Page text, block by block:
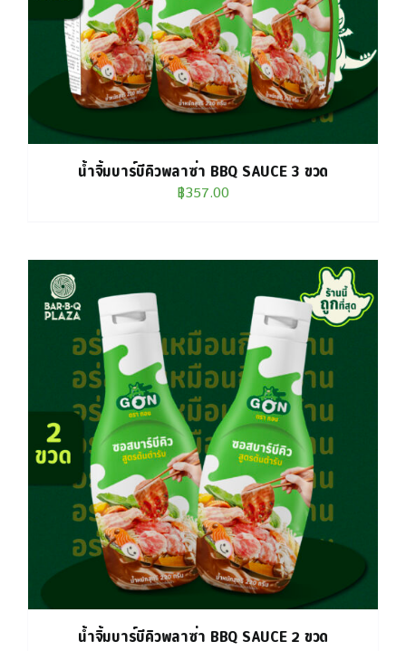
น้ำจิ้มบาร์บีคิวพลาซ่า BBQ SAUCE 3 ขวด
฿357.00
น้ำจิ้มบาร์บีคิวพลาซ่า BBQ SAUCE 2 ขวด